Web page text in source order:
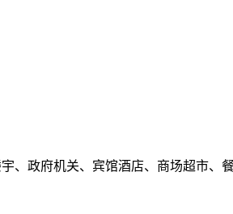
、政府机关、宾馆酒店、商场超市、